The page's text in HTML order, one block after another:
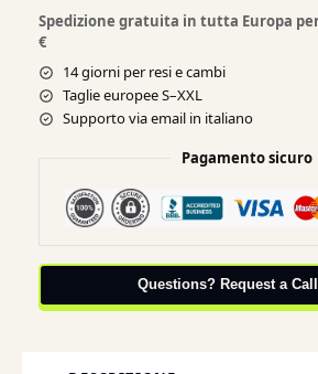
Spedizione gratuita in tutta Europa
€
14 giorni per resi e cambi
Taglie europee S–XXL
Supporto via email in italiano
Pagamento sicuro
Questions? Request a